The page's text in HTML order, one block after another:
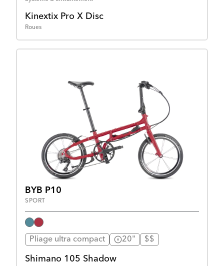
Kinextix Pro X Disc
Roues
BYB P10
SPORT
Pliage ultra compact 20" $$
Shimano 105 Shadow